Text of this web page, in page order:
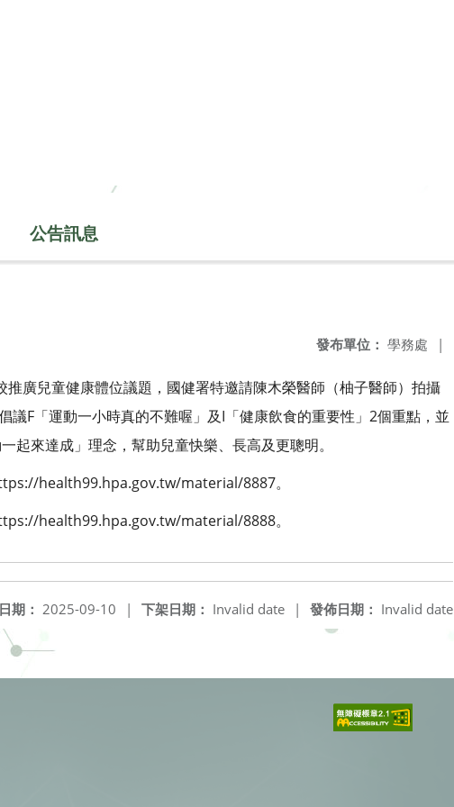
公告訊息
發布單位： 學務處 |
廣兒童健康體位議題，國健署特邀請陳木榮醫師（柚子醫師）拍攝
議F「運動一小時真的不難喔」及I「健康飲食的重要性」2個重點，並
起來達成」理念，幫助兒童快樂、長高及更聰明。
health99.hpa.gov.tw/material/8887。
health99.hpa.gov.tw/material/8888。
發佈日期： Invalid date
下架日期： Invalid date |
期： 2025-09-10 |